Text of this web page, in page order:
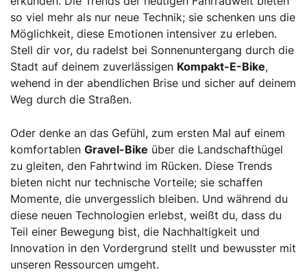
so viel mehr als nur neue Technik; sie schenken uns die
Möglichkeit, diese Emotionen intensiver zu erleben.
Stell dir vor, du radelst bei Sonnenuntergang durch die
Stadt auf deinem zuverlässigen Kompakt-E-Bike,
wehend in der abendlichen Brise und sicher auf deinem
Weg durch die Straßen.
Oder denke an das Gefühl, zum ersten Mal auf einem
komfortablen Gravel-Bike über die Landschafthügel
zu gleiten, den Fahrtwind im Rücken. Diese Trends
bieten nicht nur technische Vorteile; sie schaffen
Momente, die unvergesslich bleiben. Und während du
diese neuen Technologien erlebst, weißt du, dass du
Teil einer Bewegung bist, die Nachhaltigkeit und
Innovation in den Vordergrund stellt und bewusster mit
unseren Ressourcen umgeht.